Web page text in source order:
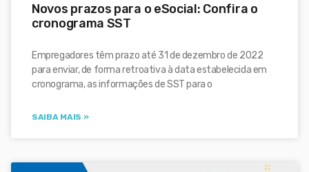
Novos prazos para o eSocial: Confira o
cronograma SST
Empregadores têm prazo até 31 de dezembro de 2022
para enviar, de forma retroativa à data estabelecida em
cronograma, as informações de SST para o
SAIBA MAIS »